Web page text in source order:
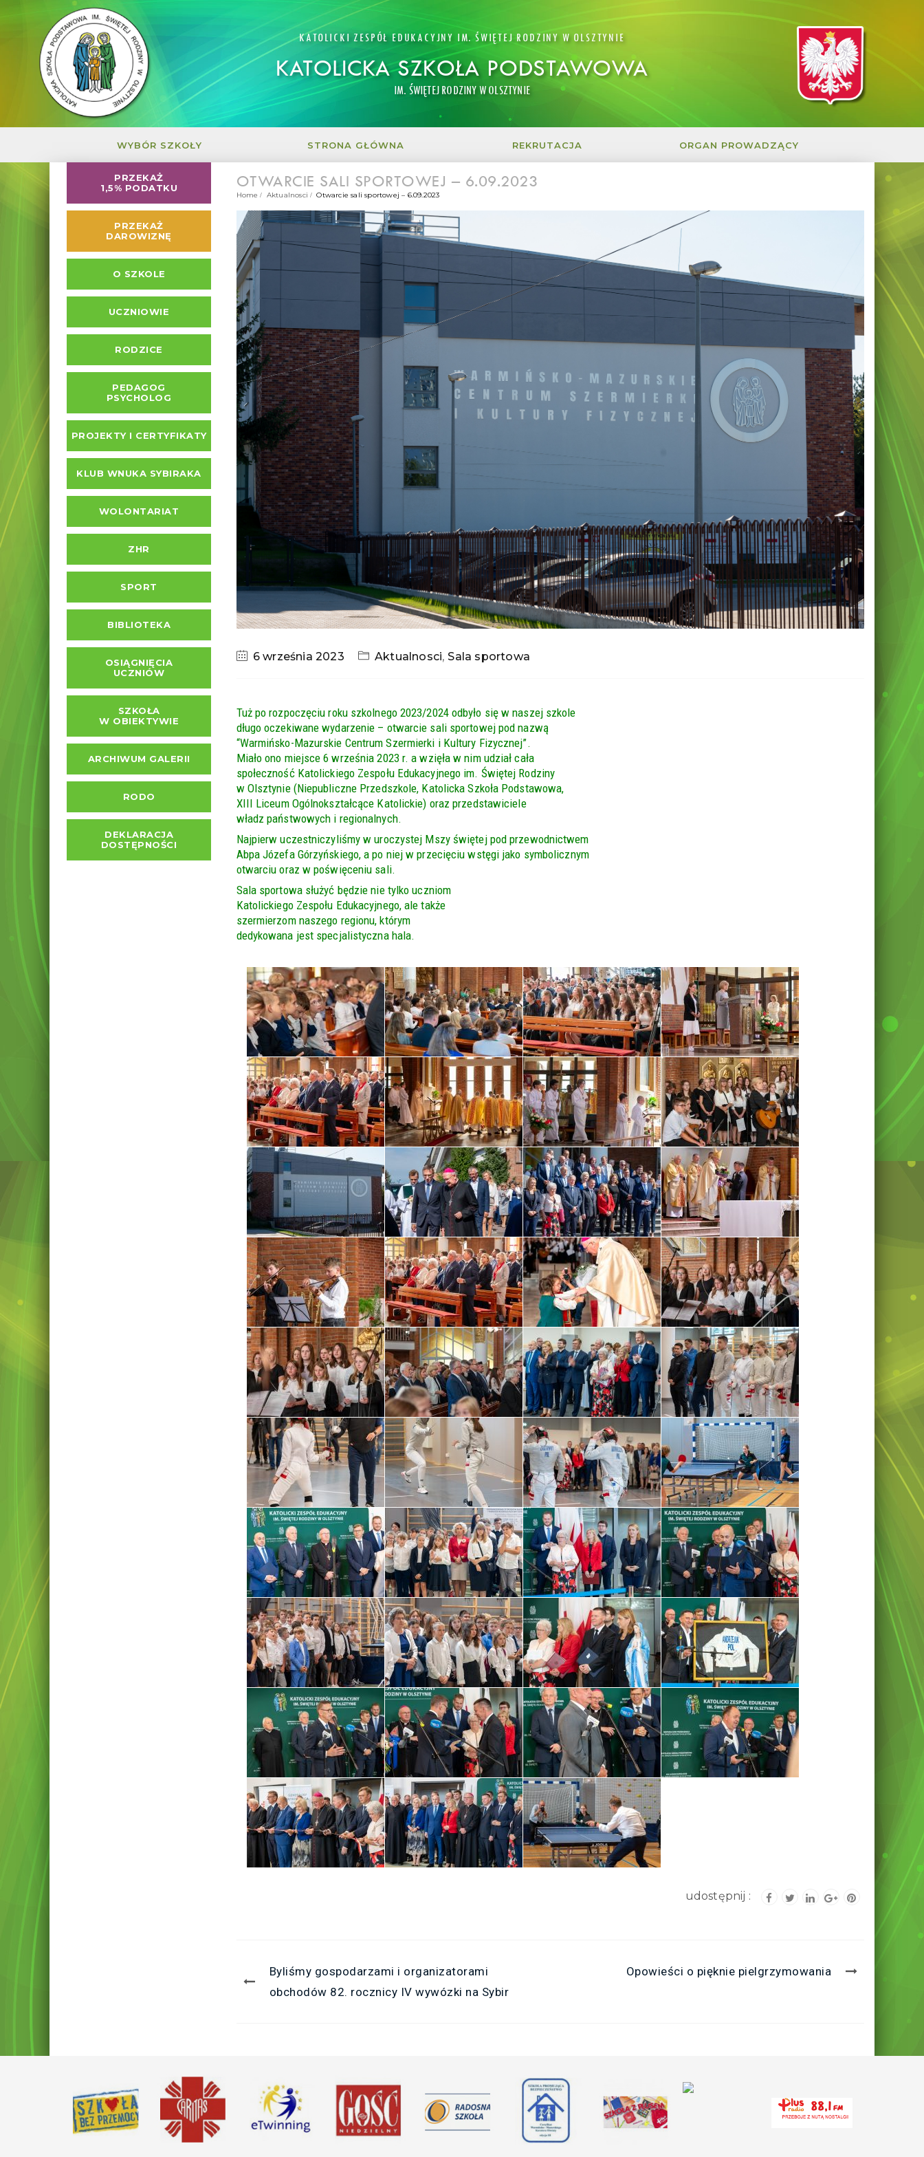
KATOLICKI ZESPÓŁ EDUKACYJNY IM. ŚWIĘTEJ RODZINY W OLSZTYNIE
KATOLICKA SZKOŁA PODSTAWOWA
IM. ŚWIĘTEJ RODZINY W OLSZTYNIE
WYBÓR SZKOŁY STRONA GŁÓWNA REKRUTACJA ORGAN PROWADZĄCY
OTWARCIE SALI SPORTOWEJ – 6.09.2023
Home Aktualnosci Otwarcie sali sportowej – 6.09.2023
6 września 2023 Aktualnosci, Sala sportowa
Tuż po rozpoczęciu roku szkolnego 2023/2024 odbyło się w naszej szkole
długo oczekiwane wydarzenie – otwarcie sali sportowej pod nazwą
“Warmińsko-Mazurskie Centrum Szermierki i Kultury Fizycznej”.
Miało ono miejsce 6 września 2023 r. a wzięła w nim udział cała
społeczność Katolickiego Zespołu Edukacyjnego im. Świętej Rodziny
w Olsztynie (Niepubliczne Przedszkole, Katolicka Szkoła Podstawowa,
XIII Liceum Ogólnokształcące Katolickie) oraz przedstawiciele
władz państwowych i regionalnych.
Najpierw uczestniczyliśmy w uroczystej Mszy świętej pod przewodnictwem
Abpa Józefa Górzyńskiego, a po niej w przecięciu wstęgi jako symbolicznym
otwarciu oraz w poświęceniu sali.
Sala sportowa służyć będzie nie tylko uczniom
Katolickiego Zespołu Edukacyjnego, ale także
szermierzom naszego regionu, którym
dedykowana jest specjalistyczna hala.
Byliśmy gospodarzami i organizatorami
obchodów 82. rocznicy IV wywózki na Sybir
Opowieści o pięknie pielgrzymowania
PRZEKAŻ
1,5% PODATKU
PRZEKAŻ
DAROWIZNĘ
O SZKOLE
UCZNIOWIE
RODZICE
PEDAGOG
PSYCHOLOG
PROJEKTY I CERTYFIKATY
KLUB WNUKA SYBIRAKA
WOLONTARIAT
ZHR
SPORT
BIBLIOTEKA
OSIĄGNIĘCIA
UCZNIÓW
SZKOŁA
W OBIEKTYWIE
ARCHIWUM GALERII
RODO
DEKLARACJA
DOSTĘPNOŚCI